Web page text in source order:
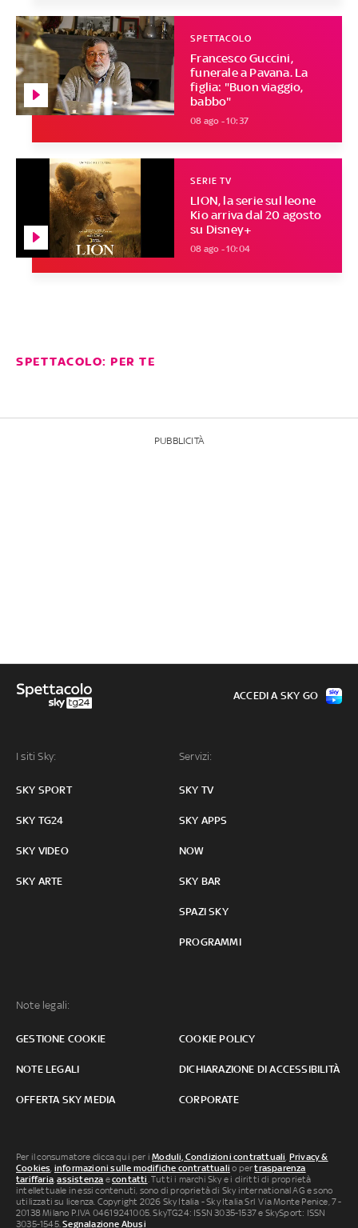
Francesco Guccini,
funerale a Pavana. La
figlia: "Buon viaggio,
babbo"
SPETTACOLO
08 ago - 10:37
LION, la serie sul leone
Kio arriva dal 20 agosto
su Disney+
SERIE TV
08 ago - 10:04
SPETTACOLO: PER TE
PUBBLICITÀ
I siti Sky:
SKY SPORT
SKY TG24
SKY VIDEO
SKY ARTE
Servizi:
SKY TV
SKY APPS
NOW
SKY BAR
SPAZI SKY
PROGRAMMI
Note legali:
GESTIONE COOKIE COOKIE POLICY
NOTE LEGALI DICHIARAZIONE DI ACCESSIBILITÀ
OFFERTA SKY MEDIA CORPORATE
ACCEDI A SKY GO
Per il consumatore clicca qui per iModuli, Condizioni contrattuali, Privacy &
Cookies, informazioni sulle modifiche contrattuali o pertrasparenza
tariffaria,assistenza econtatti. Tutti i marchi Sky e i diritti di proprietà
intellettuale in essi contenuti, sono di proprietà di Sky international AG e sono
utilizzati su licenza. Copyright 2026 Sky Italia - Sky Italia Srl Via Monte Penice, 7 -
20138 Milano P.IVA 04619241005. SkyTG24: ISSN 3035-1537 e SkySport: ISSN
3035-1545.Segnalazione Abusi